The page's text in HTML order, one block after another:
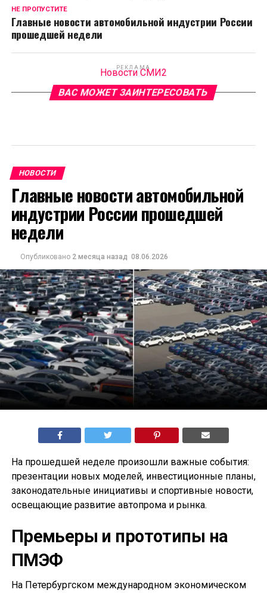
НЕ ПРОПУСТИТЕ
Главные новости автомобильной индустрии России
прошедшей недели
РЕКЛАМА
Новости СМИ2
ВАС МОЖЕТ ЗАИНТЕРЕСОВАТЬ
НОВОСТИ
Главные новости автомобильной
индустрии России прошедшей
недели
Опубликовано 2 месяца назад 08.06.2026
На прошедшей неделе произошли важные события:
презентации новых моделей, инвестиционные планы,
законодательные инициативы и спортивные новости,
освещающие развитие автопрома и рынка.
Премьеры и прототипы на
ПМЭФ
На Петербургском международном экономическом